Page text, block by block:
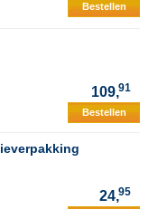
Bestellen
109,91
Bestellen
24,95